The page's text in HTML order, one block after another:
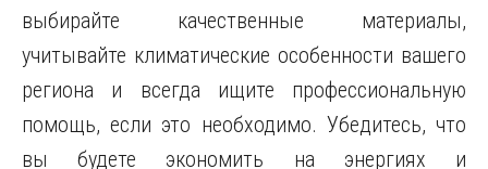
выбирайте качественные материалы,
учитывайте климатические особенности вашего
региона и всегда ищите профессиональную
помощь, если это необходимо. Убедитесь, что
вы будете экономить на энергиях и